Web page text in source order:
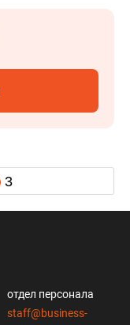
3
отдел персонала
staff@business-